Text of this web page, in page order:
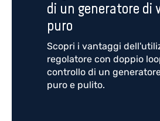
di un generatore di
puro
Scopri i vantaggi
regolatore con doppio
controllo di un
puro e pulito.